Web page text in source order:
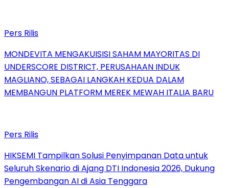
Pers Rilis
MONDEVITA MENGAKUISISI SAHAM MAYORITAS DI
UNDERSCORE DISTRICT, PERUSAHAAN INDUK
MAGLIANO, SEBAGAI LANGKAH KEDUA DALAM
MEMBANGUN PLATFORM MEREK MEWAH ITALIA BARU
Pers Rilis
HIKSEMI Tampilkan Solusi Penyimpanan Data untuk
Seluruh Skenario di Ajang DTI Indonesia 2026, Dukung
Pengembangan AI di Asia Tenggara